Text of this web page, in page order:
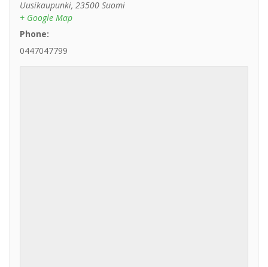
Uusikaupunki, 23500 Suomi
+ Google Map
Phone:
0447047799